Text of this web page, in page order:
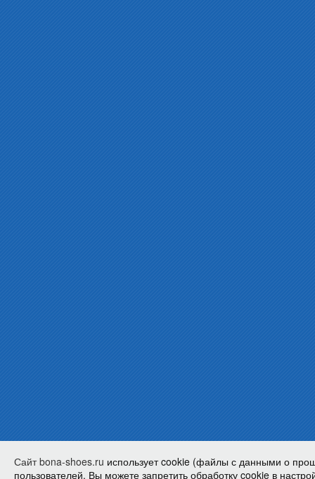
Сайт bona-shoes.ru использует cookie (файлы с данными о
пользователей. Вы можете запретить обработку cookie в